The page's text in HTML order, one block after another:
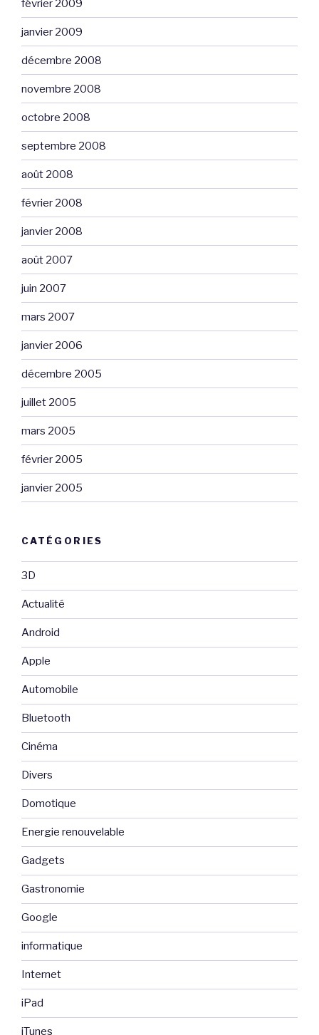
février 2009
janvier 2009
décembre 2008
novembre 2008
octobre 2008
septembre 2008
août 2008
février 2008
janvier 2008
août 2007
juin 2007
mars 2007
janvier 2006
décembre 2005
juillet 2005
mars 2005
février 2005
janvier 2005
CATÉGORIES
3D
Actualité
Android
Apple
Automobile
Bluetooth
Cinéma
Divers
Domotique
Energie renouvelable
Gadgets
Gastronomie
Google
informatique
Internet
iPad
iTunes